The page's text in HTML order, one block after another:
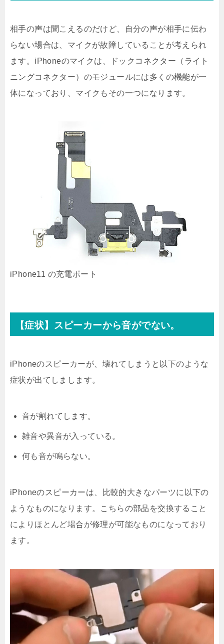
相手の声は聞こえるのだけど、自分の声が相手に伝わ
らない場合は、マイクが故障していることが考えられ
ます。iPhoneのマイクは、ドックコネクター（ライト
ニングコネクター）のモジュールには多くの機能が一
体になっており、マイクもその一つになります。
iPhone11 の充電ポート
【症状】スピーカーから音がでない。
iPhoneのスピーカーが、壊れてしまうと以下のような
症状が出てしまします。
音が割れてします。
雑音や異音が入っている。
何も音が鳴らない。
iPhoneのスピーカーは、比較的大きなパーツに以下の
ようなものになります。こちらの部品を交換すること
によりほとんど場合が修理が可能なものになっており
ます。